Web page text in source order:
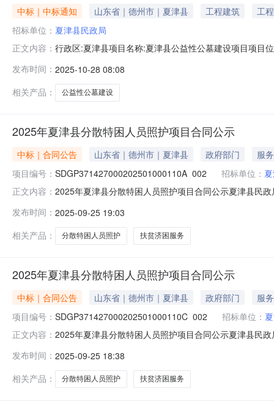
中标｜中标通知 山东省｜德州市｜夏津县 工程建筑
工程
招标单位： 夏津县民政局
正文内容： 行政区:夏津县项目名称:夏津县公益性公墓建设项目项目
限:0.000上限:约定交地时间:2025-10-27约定开工时间:约
发布时间： 2025-10-28 08:08
相关产品：
公益性公墓建设
2025年夏津县分散特困人员照护项目合同公示
中标｜合同公告 山东省｜德州市｜夏津县 政府部门
服务
项目编号： SDGP371427000202501000110A_002 招标单位：
正文内容： 2025年夏津县分散特困人员照护项目合同公示夏津县民
夏津县民政局本级地址：夏津县南城街联系方式：0534-
发布时间： 2025-09-25 19:03
相关产品：
分散特困人员照护 扶贫济困服务
2025年夏津县分散特困人员照护项目合同公示
中标｜合同公告 山东省｜德州市｜夏津县 政府部门
服务
项目编号： SDGP371427000202501000110C_002 招标单位：
正文内容： 2025年夏津县分散特困人员照护项目合同公示夏津县民
人：夏津县民政局本级地址：夏津县南城街联系方式：
发布时间： 2025-09-25 18:38
相关产品：
分散特困人员照护 扶贫济困服务